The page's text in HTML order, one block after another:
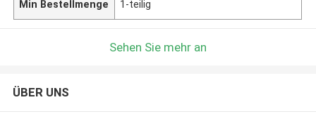
Min Bestellmenge 1-teilig
Sehen Sie mehr an
ÜBER UNS